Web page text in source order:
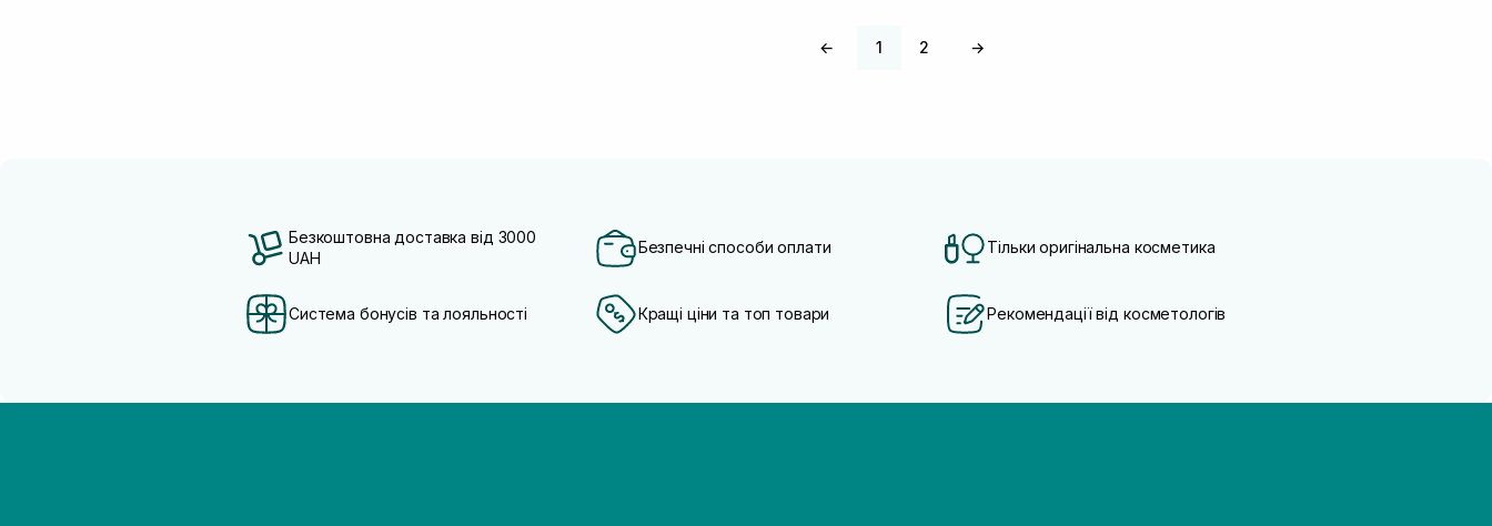
← 1 2 →
Безкоштовна доставка від 3000
UAH
Безпечні способи оплати Тільки оригінальна косметика
Система бонусів та лояльності Кращі ціни та топ товари Рекомендації від косметологів